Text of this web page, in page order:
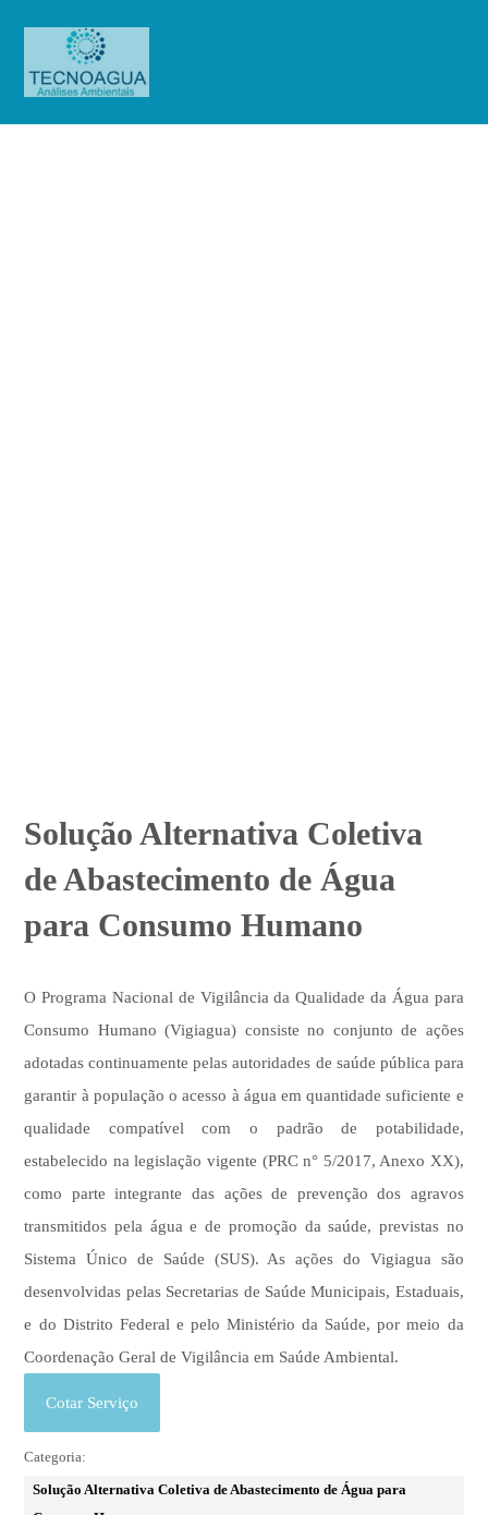
Solução Alternativa Coletiva
de Abastecimento de Água
para Consumo Humano
O Programa Nacional de Vigilância da Qualidade da Água para
Consumo Humano (Vigiagua) consiste no conjunto de ações
adotadas continuamente pelas autoridades de saúde pública para
garantir à população o acesso à água em quantidade suficiente e
qualidade compatível com o padrão de potabilidade,
estabelecido na legislação vigente (PRC n° 5/2017, Anexo XX),
como parte integrante das ações de prevenção dos agravos
transmitidos pela água e de promoção da saúde, previstas no
Sistema Único de Saúde (SUS). As ações do Vigiagua são
desenvolvidas pelas Secretarias de Saúde Municipais, Estaduais,
e do Distrito Federal e pelo Ministério da Saúde, por meio da
Coordenação Geral de Vigilância em Saúde Ambiental.
Cotar Serviço
Categoria:
Solução Alternativa Coletiva de Abastecimento de Água para